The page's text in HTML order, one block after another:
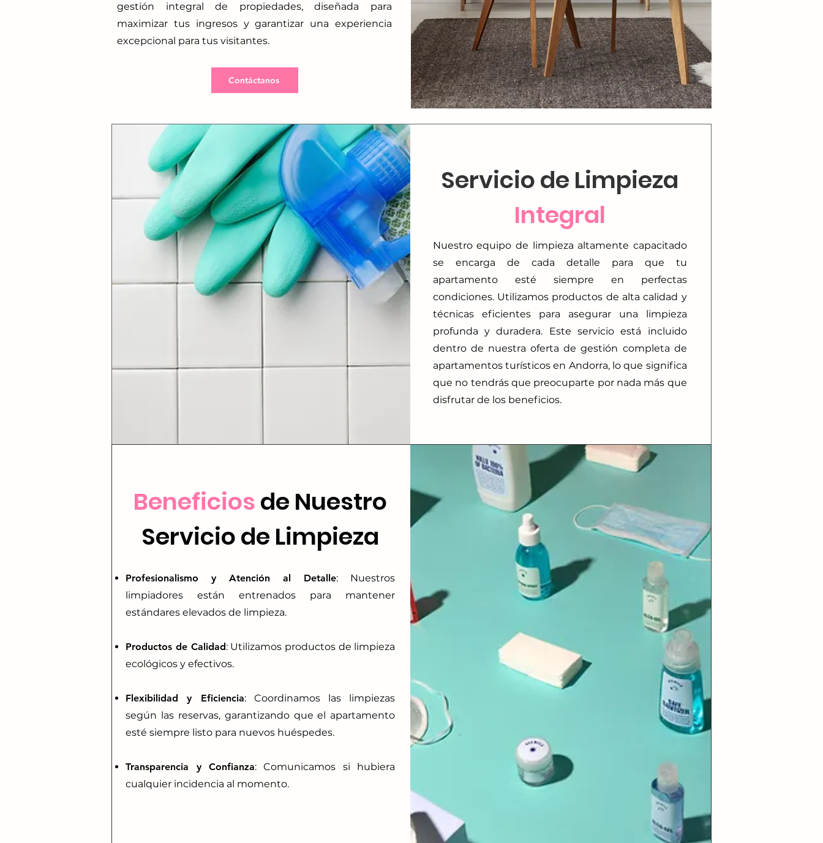
gestión integral de propiedades, diseñada para
maximizar tus ingresos y garantizar una experiencia
excepcional para tus visitantes.
Contáctanos
Servicio de Limpieza
Integral
Nuestro equipo de limpieza altamente capacitado
se encarga de cada detalle para que tu
apartamento esté siempre en perfectas
condiciones. Utilizamos productos de alta calidad y
técnicas eficientes para asegurar una limpieza
profunda y duradera. Este servicio está incluido
dentro de nuestra oferta de gestión completa de
apartamentos turísticos en Andorra, lo que significa
que no tendrás que preocuparte por nada más que
disfrutar de los beneficios.
Beneficiosde Nuestro
Servicio de Limpieza
Profesionalismo y Atención al Detalle: Nuestros
limpiadores están entrenados para mantener
estándares elevados de limpieza.
Productos de Calidad: Utilizamos productos de limpieza
ecológicos y efectivos.
Flexibilidad y Eficiencia: Coordinamos las limpiezas
según las reservas, garantizando que el apartamento
esté siempre listo para nuevos huéspedes.
Transparencia y Confianza: Comunicamos si hubiera
cualquier incidencia al momento.